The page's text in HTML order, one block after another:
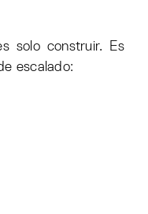
solo construir. Es
escalado: